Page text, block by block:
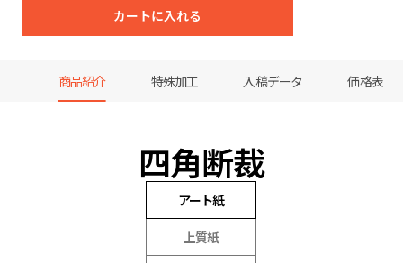
14,650円
カートに入れる
商品紹介 特殊加工 入稿データ 価格表
四角断裁
アート紙
上質紙